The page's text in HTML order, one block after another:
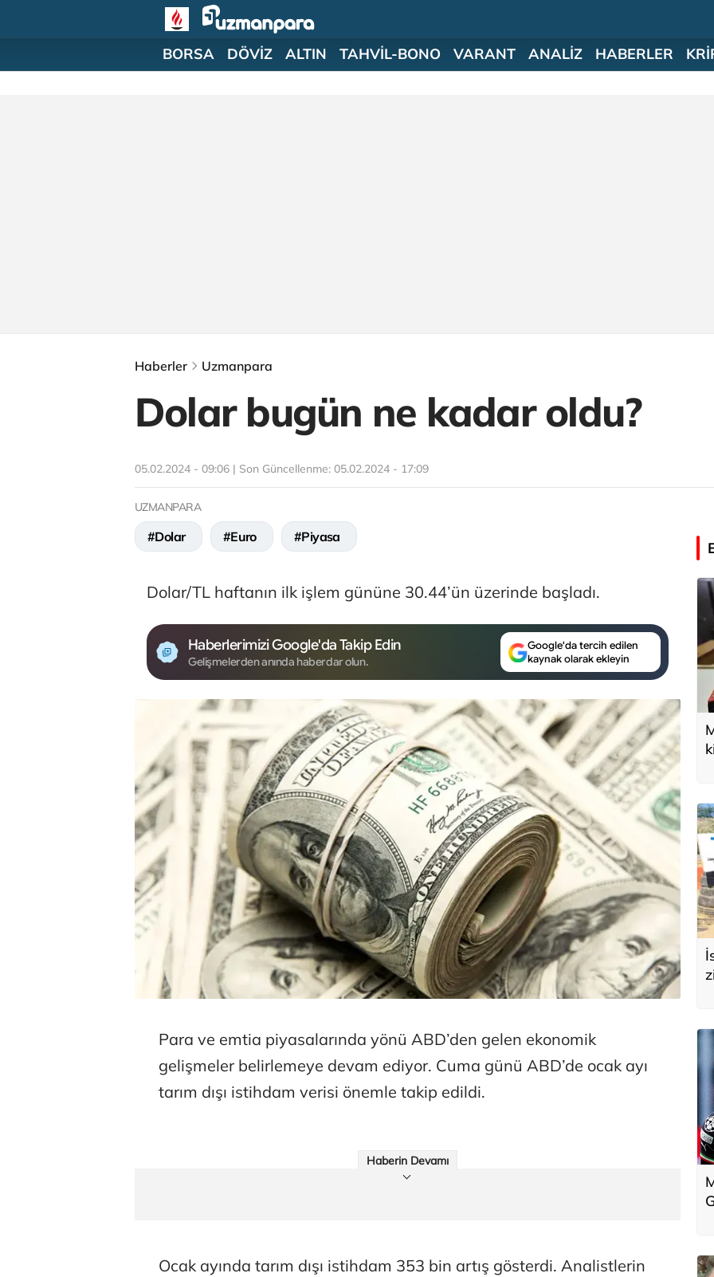
BORSA DÖVİZ ALTIN TAHVİL-BONO VARANT ANALİZ HABERLER
Haberler Uzmanpara
Dolar bugün ne kadar oldu?
05.02.2024 - 09:06 | Son Güncellenme: 05.02.2024 - 17:09
UZMANPARA
#Dolar #Euro #Piyasa
Dolar/TL haftanın ilk işlem gününe 30.44’ün üzerinde başladı.
Haberlerimizi Google'da Takip Edin
Gelişmelerden anında haberdar olun.
Google'da tercih edilen
kaynak olarak ekleyin
Para ve emtia piyasalarında yönü ABD’den gelen ekonomik
gelişmeler belirlemeye devam ediyor. Cuma günü ABD’de ocak ayı
tarım dışı istihdam verisi önemle takip edildi.
Haberin Devamı
Ocak ayında tarım dışı istihdam 353 bin artış gösterdi. Analistlerin